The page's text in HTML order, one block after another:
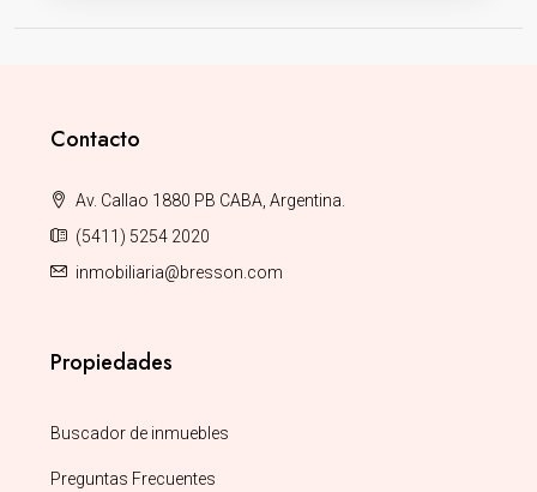
Contacto
Av. Callao 1880 PB CABA, Argentina.
(5411) 5254 2020
inmobiliaria@bresson.com
Propiedades
Buscador de inmuebles
Preguntas Frecuentes